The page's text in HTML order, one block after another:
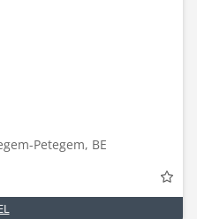
Petegem, BE